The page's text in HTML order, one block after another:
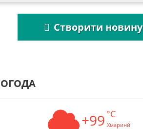
Створити новину
Пошукова строка
зникне до 2027
+99 °C
Хмаринй